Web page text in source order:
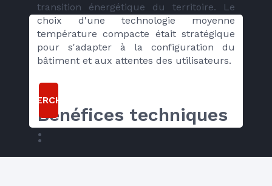
transition énergétique du territoire. Le
choix d'une technologie moyenne
température compacte était stratégique
pour s'adapter à la configuration du
bâtiment et aux attentes des utilisateurs.
Bénéfices techniques
:
RECHERCHER